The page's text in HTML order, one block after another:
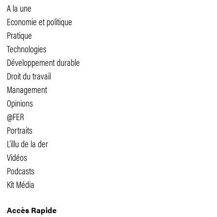
A la une
Economie et politique
Pratique
Technologies
Développement durable
Droit du travail
Management
Opinions
@FER
Portraits
L'illu de la der
Vidéos
Podcasts
Kit Média
Accès Rapide